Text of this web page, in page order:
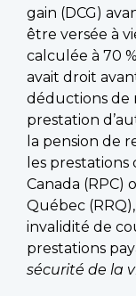
gain (DCG)
être versée à
calculée à 70
avait droit
déductions de
prestation
la pension de
les
Canada (RPC)
Québec
invalidité de
prestations
sécurité de la